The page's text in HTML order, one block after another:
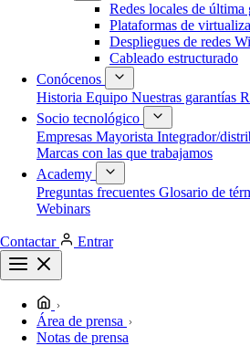
Redes locales de última
Plataformas de
Despliegues de redes
Cableado estructurado
Conócenos
Historia Equipo Nuestras garantías
Socio tecnológico
Empresas Mayorista Integrador/
Marcas con las que trabajamos
Academy
Preguntas frecuentes Glosario de
Webinars
Contactar Entrar
Área de prensa
Notas de prensa